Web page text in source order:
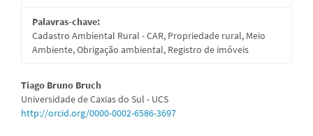
Palavras-chave:
Cadastro Ambiental Rural - CAR, Propriedade rural, Meio
Ambiente, Obrigação ambiental, Registro de imóveis
Conteúdo
do
Tiago Bruno Bruch
Universidade de Caxias do Sul - UCS
http://orcid.org/0000-0002-6586-3697